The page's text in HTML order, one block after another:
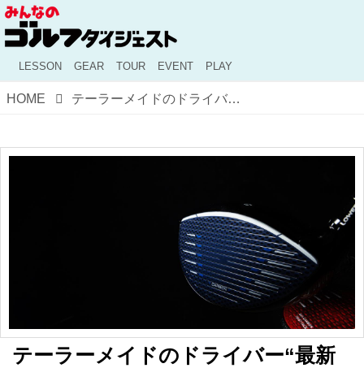
LESSON GEAR TOUR EVENT PLAY
HOME テーラーメイドのドライバー“最新vs.歴代”で鈴木悠介プロが比較試打＆解説!「カーボンツイストフェースはチタンじゃ実現できない高打ち出し&低スピン」
テーラーメイドのドライバー“最新